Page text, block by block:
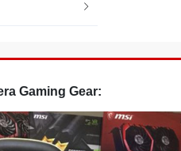
Gaming Gear: